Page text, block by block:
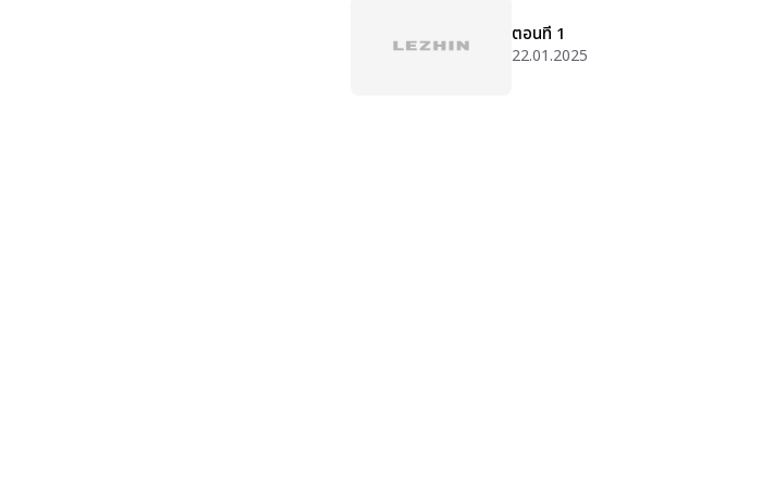
ตอนที่ 1
22.01.2025